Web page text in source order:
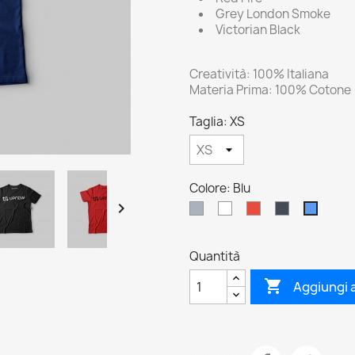

Grey London Smoke
Victorian Black
Creatività: 100% Italiana
Materia Prima: 100% Cotone
Taglia: XS
Colore: Blu
Quantità
 Aggiungi